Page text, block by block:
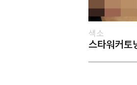
색소
스타워커토